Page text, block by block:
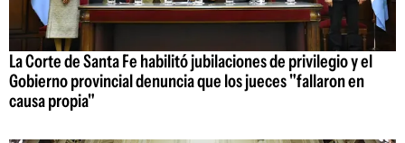
La Corte de Santa Fe habilitó jubilaciones de privilegio y el
Gobierno provincial denuncia que los jueces "fallaron en
causa propia"